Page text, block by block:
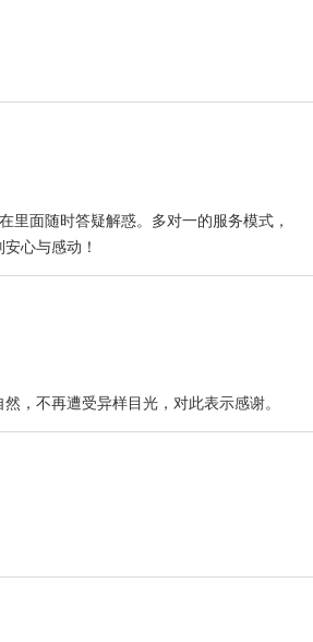
里面随时答疑解惑。多对一的服务模式，
心与感动！
，不再遭受异样目光，对此表示感谢。